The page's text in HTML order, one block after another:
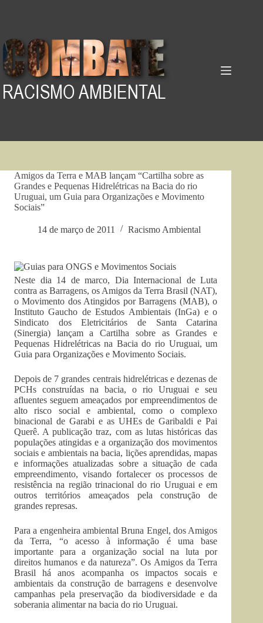
Amigos da Terra e MAB lançam “Cartilha sobre as
Grandes e Pequenas Hidrelétricas na Bacia do rio
Uruguai, um Guia para Organizações e Movimento
Sociais”
14 de março de 2011 Racismo Ambiental
Neste dia 14 de marco, Dia Internacional de Luta
contra as Barragens, os Amigos da Terra Brasil (NAT),
o Movimento dos Atingidos por Barragens (MAB), o
Instituto Gaucho de Estudos Ambientais (InGa) e o
Sindicato dos Eletricitários de Santa Catarina
(Sinergia) lançam a Cartilha sobre as Grandes e
Pequenas Hidrelétricas na Bacia do rio Uruguai, um
Guia para Organizações e Movimento Sociais.
Depois de 7 grandes centrais hidrelétricas e dezenas de
PCHs construídas na bacia, o rio Uruguai e seu
afluentes seguem ameaçados por empreendimentos de
alto risco social e ambiental, como o complexo
binacional de Garabi e as UHEs de Garibaldi e Pai
Querê. A publicação traz, com as lutas históricas das
populações atingidas e a organização dos movimentos
sociais e ambientais na bacia, lições aprendidas, mapas
e informações atualizadas sobre a situação de cada
empreendimento, visando fortalecer os processos de
resistência na região trinacional do rio Uruguai e em
outros territórios ameaçados pela construção de
grandes represas.
Para a engenheira ambiental Bruna Engel, dos Amigos
da Terra, “o acesso à informação é uma base
importante para a organização social na luta por
direitos humanos e da natureza”. Os Amigos da Terra
Brasil há anos acompanha os impactos socais e
ambientais da construção de barragens e desenvolve
campanhas pela preservação da biodiversidade e da
soberania alimentar na bacia do rio Uruguai.